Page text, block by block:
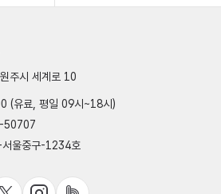
주시 세계로 10
(유료, 평일 09시~18시)
50707
울중구-1234호